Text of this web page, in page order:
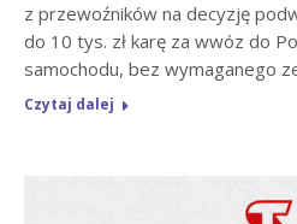
z przewoźników na decyzję
do 10 tys. zł karę za wwóz do
samochodu, bez wymaganego
Czytaj dalej